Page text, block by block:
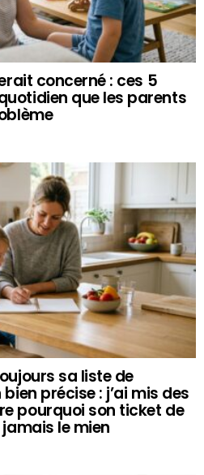
concerné : ces 5
que les parents
sa liste de
précise : j’ai mis des
pourquoi son ticket de
le mien